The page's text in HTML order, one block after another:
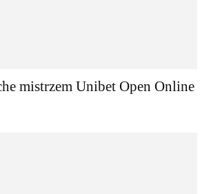
mistrzem Unibet Open Online